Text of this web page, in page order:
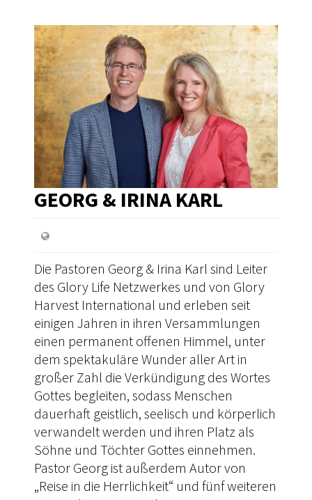
GEORG & IRINA KARL
Die Pastoren Georg & Irina Karl sind Leiter
des Glory Life Netzwerkes und von Glory
Harvest International und erleben seit
einigen Jahren in ihren Versammlungen
einen permanent offenen Himmel, unter
dem spektakuläre Wunder aller Art in
großer Zahl die Verkündigung des Wortes
Gottes begleiten, sodass Menschen
dauerhaft geistlich, seelisch und körperlich
verwandelt werden und ihren Platz als
Söhne und Töchter Gottes einnehmen.
Pastor Georg ist außerdem Autor von
„Reise in die Herrlichkeit“ und fünf weiteren